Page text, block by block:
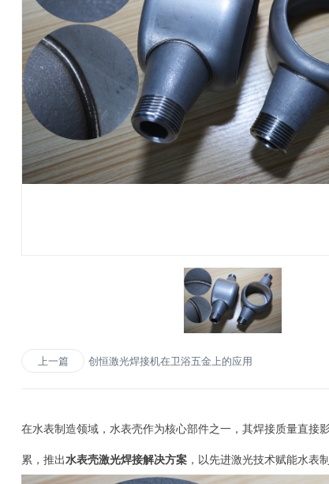
上一篇 创恒激光焊接机在卫浴五金上的应用
在水表制造领域，水表壳作为核心部件之一，其焊接质量直接
累，推出水表壳激光焊接解决方案 ，以先进激光技术赋能水表